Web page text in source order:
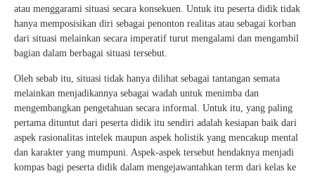
atau menggarami situasi secara konsekuen. Untuk itu peserta didik tidak
hanya memposisikan diri sebagai penonton realitas atau sebagai korban
dari situasi melainkan secara imperatif turut mengalami dan mengambil
bagian dalam berbagai situasi tersebut.
Oleh sebab itu, situasi tidak hanya dilihat sebagai tantangan semata
melainkan menjadikannya sebagai wadah untuk menimba dan
mengembangkan pengetahuan secara informal. Untuk itu, yang paling
pertama dituntut dari peserta didik itu sendiri adalah kesiapan baik dari
aspek rasionalitas intelek maupun aspek holistik yang mencakup mental
dan karakter yang mumpuni. Aspek-aspek tersebut hendaknya menjadi
kompas bagi peserta didik dalam mengejawantahkan term dari kelas ke